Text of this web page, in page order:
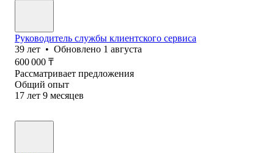
Руководитель службы клиентского сервиса
39 лет • Обновлено 1 августа
600 000 ₸
Рассматривает предложения
Общий опыт
17 лет 9 месяцев